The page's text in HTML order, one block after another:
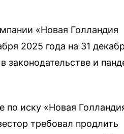
«Новая Голландия
2025 года на 31
законодательстве и
по иску «Новая
требовал продлить